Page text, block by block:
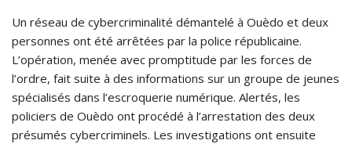
Un réseau de cybercriminalité démantelé à Ouèdo et deux
personnes ont été arrêtées par la police républicaine.
L’opération, menée avec promptitude par les forces de
l’ordre, fait suite à des informations sur un groupe de jeunes
spécialisés dans l’escroquerie numérique. Alertés, les
policiers de Ouèdo ont procédé à l’arrestation des deux
présumés cybercriminels. Les investigations ont ensuite